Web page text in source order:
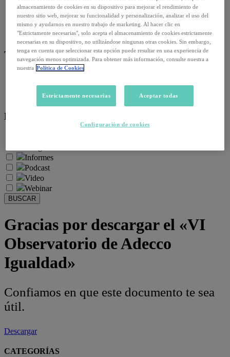
Empleo y relaciones laborales
Futuro del trabajo y tecnología
Salud y prevención
Talento y formación
Temas de actualidad:
Reskilling y upskilling
Salud emocional y post-pandemia
Recursos:
Informes
Podcast
Video
Webinar
BUSCAR
Gracias por descargar el «VI
Observatorio de Adecco
Igualdad»
Confiamos en que este documento te sea
útil.
Descargar
CATEGORÍAS
almacenamiento de cookies en su dispositivo para mejorar el rendimiento de
nuestro sitio web, mejorar su funcionalidad y personalización, analizar el uso del
mismo y ayudarnos en nuestro trabajo de marketing. Al hacer clic en
"Estrictamente necesarias", solo acepta el almacenamiento de cookies estrictamente
necesarias en su dispositivo, no utilizándose ningunas otras cookies. Sin embargo,
tenga en cuenta que seleccionar esta opción puede resultar en una experiencia de
navegación menos optimizada. Para obtener más información, consulte nuestra a
nuestra Política de Cookies
Estrictamente necesarias Aceptar todas
Configuración de cookies